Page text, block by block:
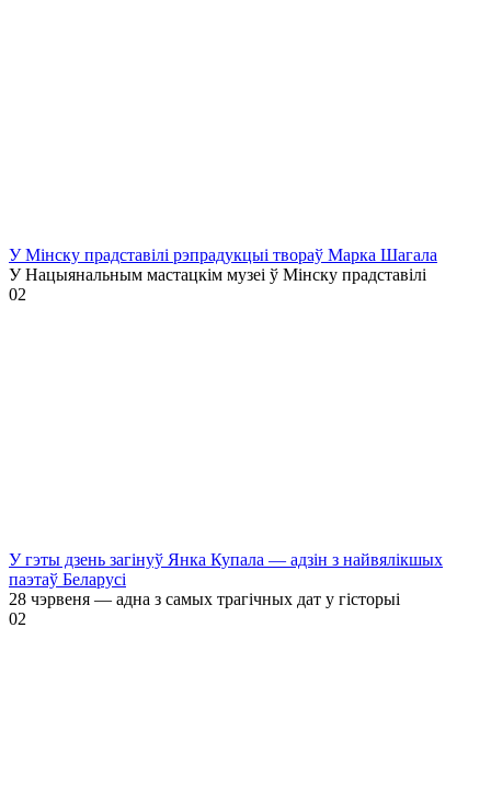
У Мінску прадставілі рэпрадукцыі твораў Марка Шагала
У Нацыянальным мастацкім музеі ў Мінску прадставілі
02
У гэты дзень загінуў Янка Купала — адзін з найвялікшых
паэтаў Беларусі
28 чэрвеня — адна з самых трагічных дат у гісторыі
02